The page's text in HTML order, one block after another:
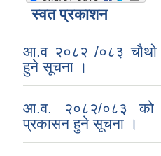
स्वत प्रकाशन
आ.व २०८२ /०८३ चौथो
हुने सूचना ।
आ.व. २०८२/०८३ को
प्रकासन हुने सूचना ।